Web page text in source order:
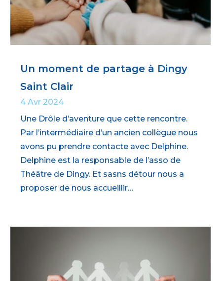
Un moment de partage à Dingy
Saint Clair
4 Avr 2024
Une Drôle d’aventure que cette rencontre.
Par l’intermédiaire d’un ancien collègue nous
avons pu prendre contacte avec Delphine.
Delphine est la responsable de l’asso de
Théâtre de Dingy. Et sasns détour nous a
proposer de nous accueillir…